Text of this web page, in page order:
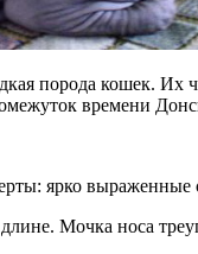
порода кошек. Их
времени
ярко
Мочка носа